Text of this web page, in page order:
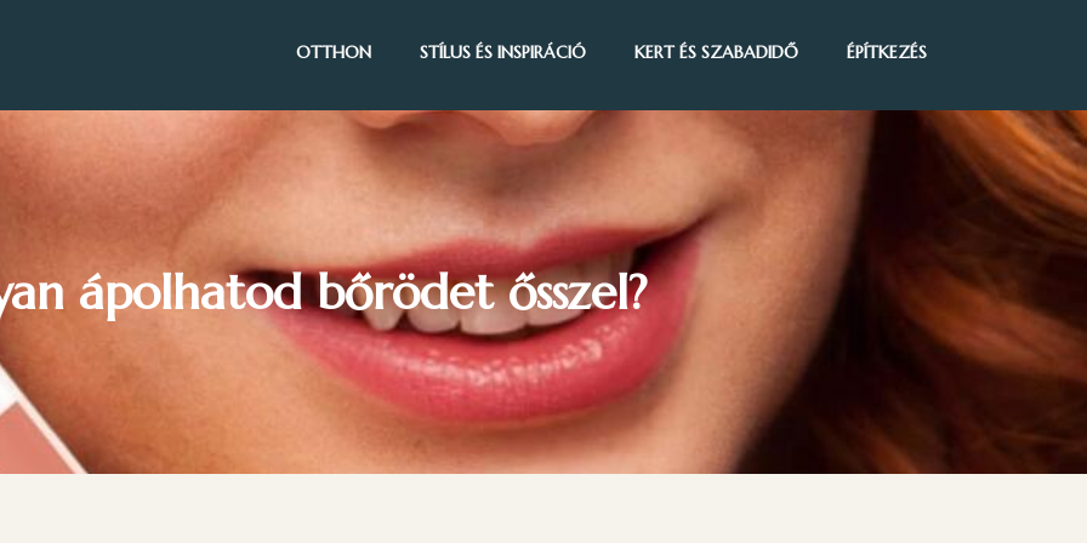
OTTHON STÍLUS ÉS INSPIRÁCIÓ KERT ÉS SZABADIDŐ ÉPÍTKEZÉS
ápolhatod bőrödet ősszel?